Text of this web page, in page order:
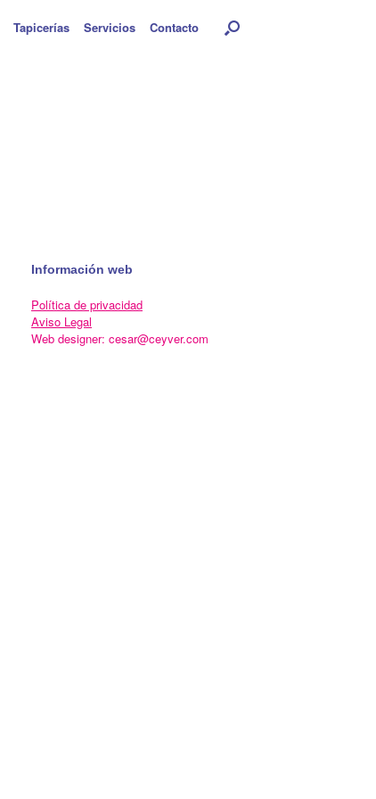
Tapicerías Servicios Contacto
Información web
Política de privacidad
Aviso Legal
Web designer: cesar@ceyver.com